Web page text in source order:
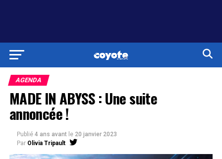
AGENDA
MADE IN ABYSS : Une suite
annoncée !
Publié 4 ans avant le 20 janvier 2023
Par Olivia Tripault